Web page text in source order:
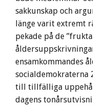
sakkunskap och
länge varit extremt
pekade på de
ensamkommandes
till tillfälliga
dagens